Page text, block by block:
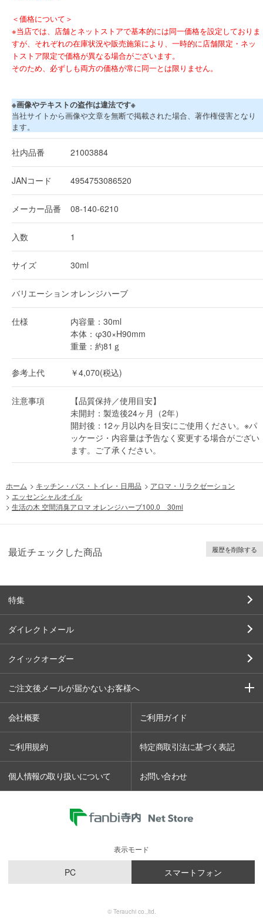
＜価格について＞
※当店では、店舗とネットストアで基本的には同一価格を設定しておりま
すが、それぞれの在庫状況や販売施策により、一時的に店舗限定・ネッ
トストア限定で価格が異なる場合がございます。
そのため、必ずしも両方の価格が常に同一とは限りません。
※画像やテキストの盗作は違法です※
当社サイトから画像や文章を無断で掲載された場合、著作権侵害となり
ます。
社内品番 21003884
JANコード 4954753086520
メーカー品番 08-140-6210
入数 1
サイズ 30ml
バリエーション オレンジハーブ
仕様
内容量：30ml
本体：φ30×H90mm
重量：約81ｇ
参考上代 ￥4,070(税込)
注意事項
【品質保持／使用目安】
未開封：製造後24ヶ月（2年）
開封後：12ヶ月以内を目安にご使用ください。※パ
ッケージ・内容量は予告なく変更する場合がござい
ます。ご了承ください。
ホーム > キッチン・バス・トイレ・日用品 > アロマ・リラクゼーション
> エッセンシャルオイル
> 生活の木 空間消臭アロマ オレンジハーブ100.0 30ml
最近チェックした商品 履歴を削除する
特集
ダイレクトメール
クイックオーダー
ご注文後メールが届かないお客様へ
会社概要 ご利用ガイド
ご利用規約 特定商取引法に基づく表記
個人情報の取り扱いについて お問い合わせ
表示モード
PC スマートフォン
© Terauchi co.,ltd.